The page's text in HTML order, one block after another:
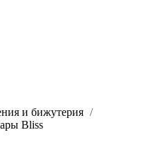
и бижутерия
Bliss